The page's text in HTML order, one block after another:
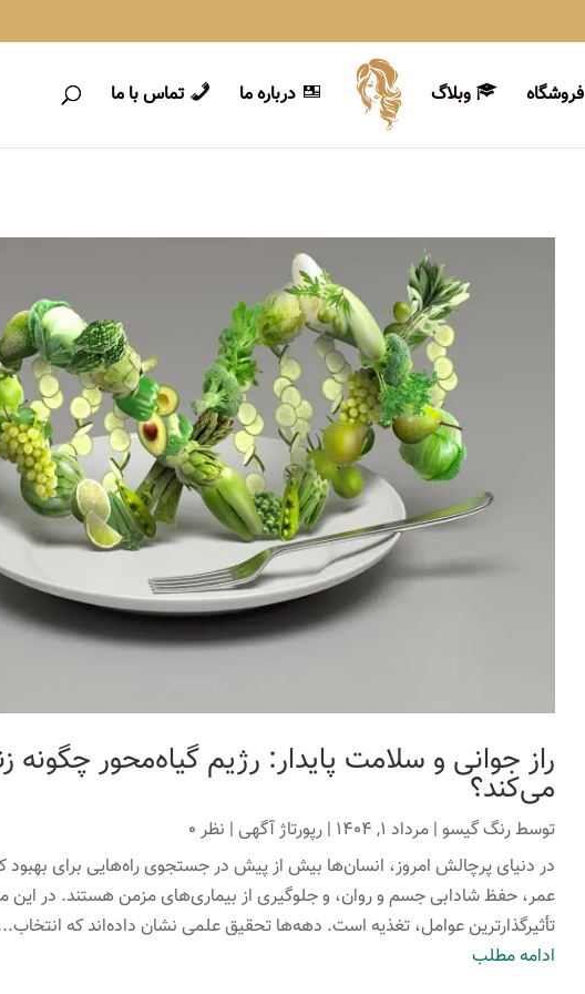
فروشگاه وبلاگ درباره ما تماس با ما
راز جوانی و سلامت پایدار: رژیم گیاه‌محور
می‌کند؟
توسطرنگ گیسو| مرداد 1, 1404 | رپورتاژ آگهی| نظر 0
در دنیای پرچالش امروز، انسان‌ها بیش از پیش در جستجوی راه‌هایی برای
عمر، حفظ شادابی جسم و روان، و جلوگیری از بیماری‌های مزمن هستند. در این
تأثیرگذارترین عوامل، تغذیه است. دهه‌ها تحقیق علمی نشان داده‌اند که
ادامه مطلب